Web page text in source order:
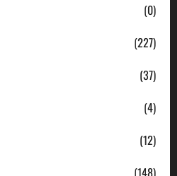
(0)
(227)
(37)
(4)
(12)
(148)